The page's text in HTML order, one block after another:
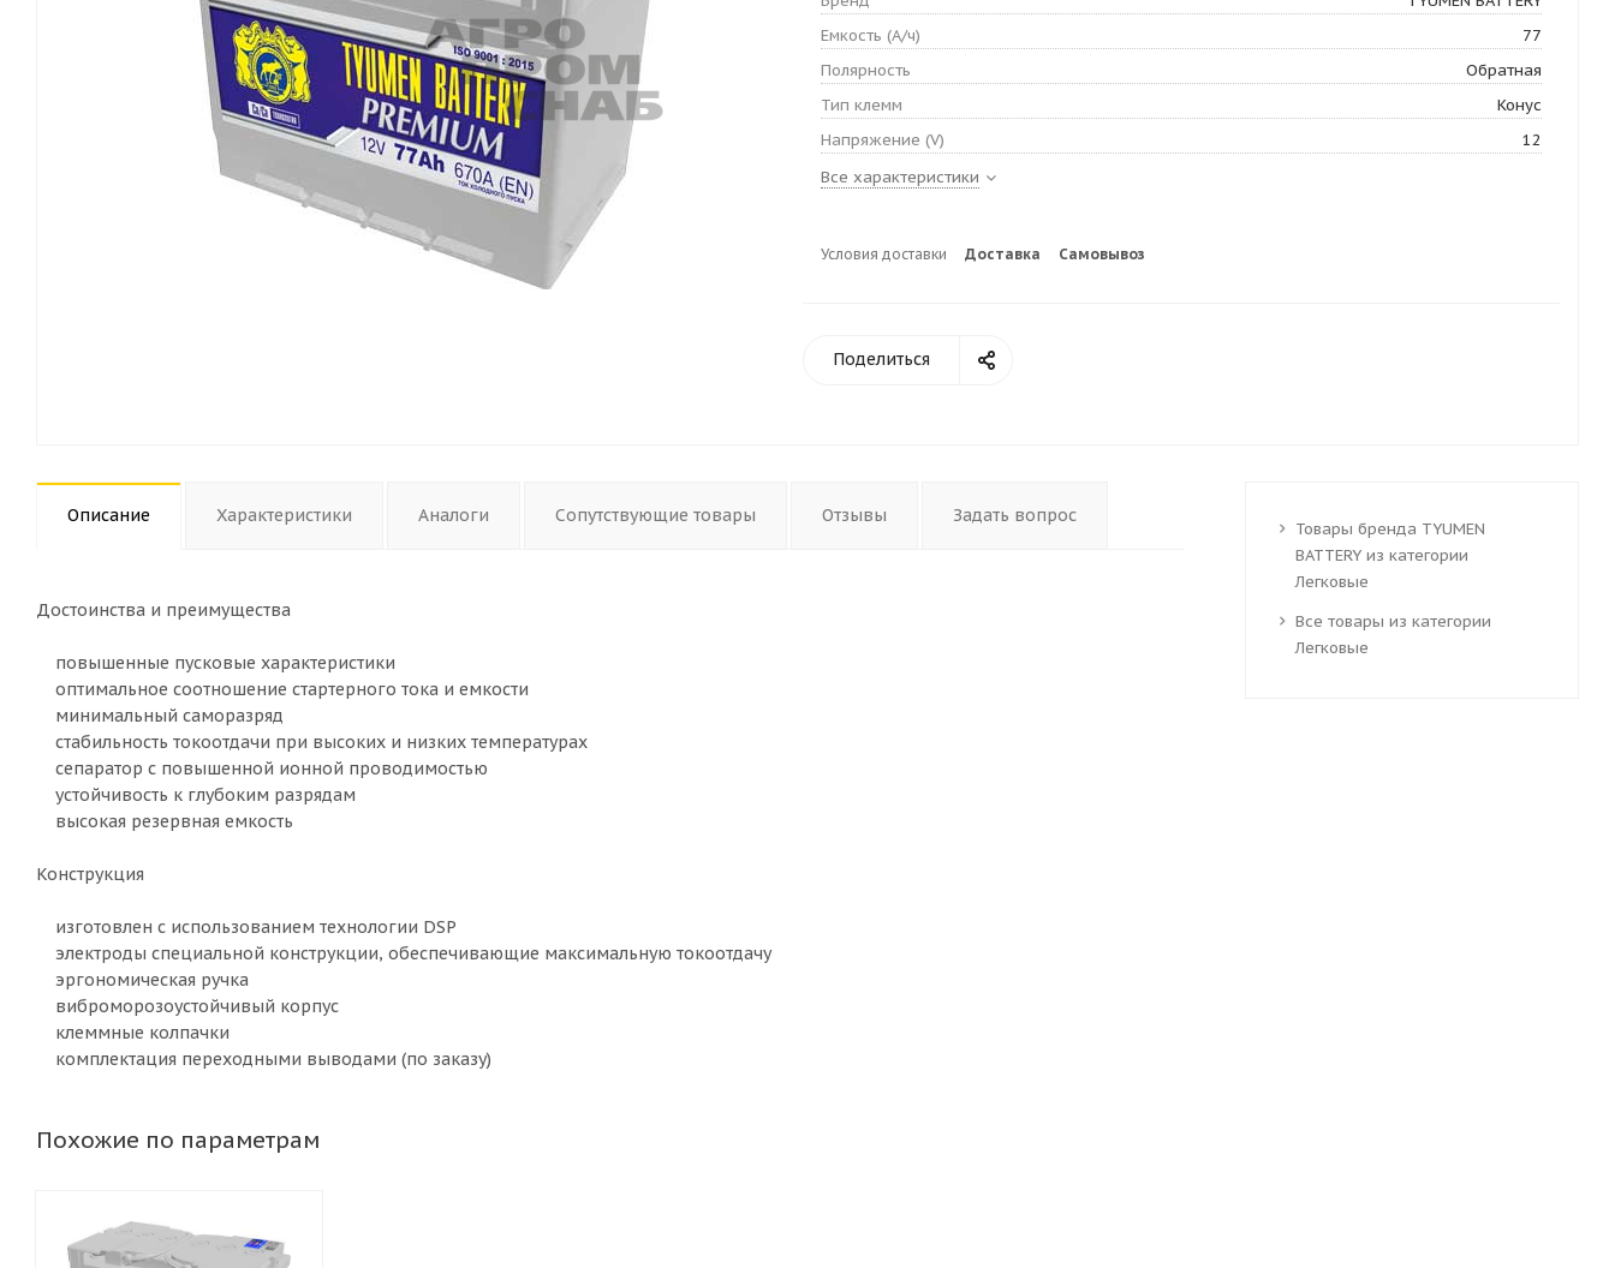
Емкость (А/ч)
77
Полярность
Обратная
Тип клемм
Конус
Напряжение (V)
12
Все характеристики
Условия доставки Доставка Самовывоз
Поделиться
Описание Характеристики Аналоги Сопутствующие товары Отзывы Задать вопрос
Достоинства и преимущества
повышенные пусковые характеристики
оптимальное соотношение стартерного тока и емкости
минимальный саморазряд
стабильность токоотдачи при высоких и низких температурах
сепаратор с повышенной ионной проводимостью
устойчивость к глубоким разрядам
высокая резервная емкость
Конструкция
изготовлен с использованием технологии DSP
электроды специальной конструкции, обеспечивающие максимальную токоотдачу
эргономическая ручка
виброморозоустойчивый корпус
клеммные колпачки
комплектация переходными выводами (по заказу)
Похожие по параметрам
Товары бренда TYUMEN
BATTERY из категории
Легковые
Все товары из категории
Легковые